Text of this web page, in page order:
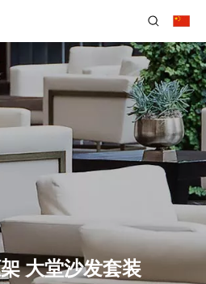
大堂沙发套装